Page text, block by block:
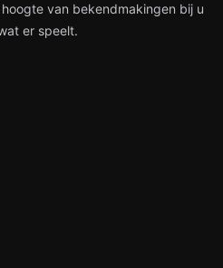
van bekendmakingen bij u
er speelt.